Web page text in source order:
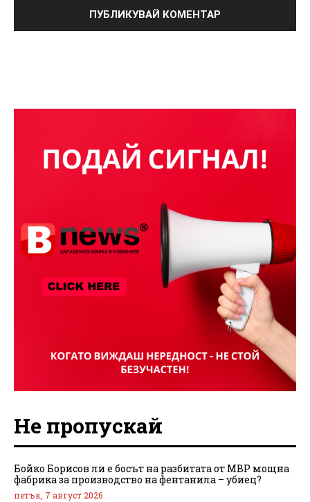
Не пропускай
Бойко Борисов ли е босът на разбитата от МВР мощна
фабрика за производство на фентанила – убиец?
петък, 7 август 2026